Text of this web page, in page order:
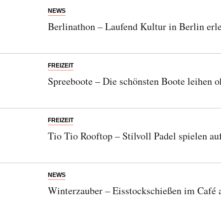
NEWS
Berlinathon – Laufend Kultur in Berlin
FREIZEIT
Spreeboote – Die schönsten Boote leihen
FREIZEIT
Tio Tio Rooftop – Stilvoll Padel spielen
NEWS
Winterzauber – Eisstockschießen im Café